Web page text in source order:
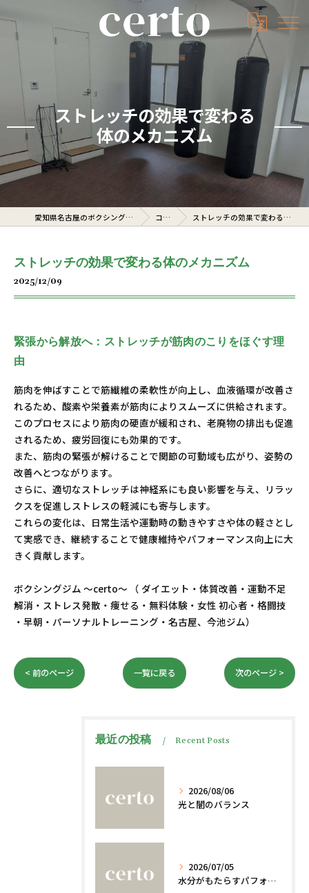
ストレッチの効果で変わる
体のメカニズム
愛知県名古屋のボクシングジムならcerto コラム ストレッチの効果で変わる体のメカニズム
ストレッチの効果で変わる体のメカニズム
2025/12/09
緊張から解放へ：ストレッチが筋肉のこりをほぐす理
由
筋肉を伸ばすことで筋繊維の柔軟性が向上し、血液循環が改善さ
れるため、酸素や栄養素が筋肉によりスムーズに供給されます。
このプロセスにより筋肉の硬直が緩和され、老廃物の排出も促進
されるため、疲労回復にも効果的です。
また、筋肉の緊張が解けることで関節の可動域も広がり、姿勢の
改善へとつながります。
さらに、適切なストレッチは神経系にも良い影響を与え、リラッ
クスを促進しストレスの軽減にも寄与します。
これらの変化は、日常生活や運動時の動きやすさや体の軽さとし
て実感でき、継続することで健康維持やパフォーマンス向上に大
きく貢献します。
ボクシングジム ～certo～ （ ダイエット・体質改善・運動不足
解消・ストレス発散・痩せる・無料体験・女性 初心者・格闘技
・早朝・パーソナルトレーニング・名古屋、今池ジム）
< 前のページ 一覧に戻る 次のページ >
最近の投稿 Recent Posts
2026/08/06
光と闇のバランス
2026/07/05
水分がもたらすパフォーマンスへの影響